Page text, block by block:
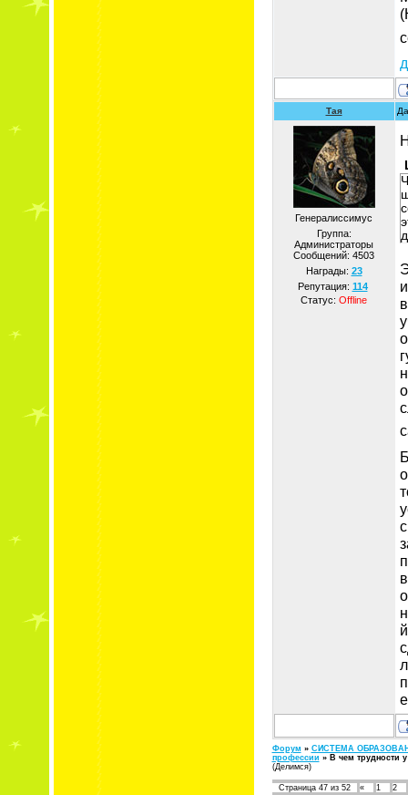
Тая
Генералиссимус
Группа:
Администраторы
Сообщений: 4503
Награды: 23
Репутация: 114
Статус: Offline
Форум » СИСТЕМА
профессии » В чем трудности
(Делимся)
Страница 47из 52 « 1
2